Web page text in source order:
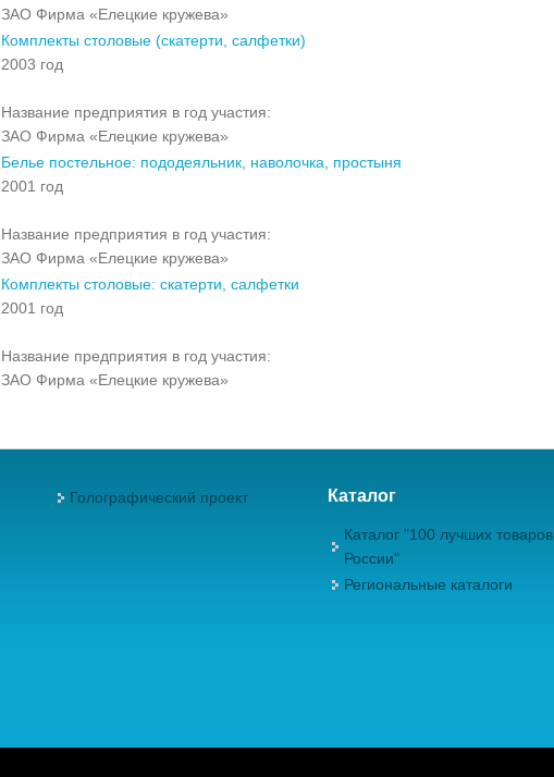
ЗАО Фирма «Елецкие кружева»
Комплекты столовые (скатерти, салфетки)
2003 год
Название предприятия в год участия:
ЗАО Фирма «Елецкие кружева»
Белье постельное: пододеяльник, наволочка, простыня
2001 год
Название предприятия в год участия:
ЗАО Фирма «Елецкие кружева»
Комплекты столовые: скатерти, салфетки
2001 год
Название предприятия в год участия:
ЗАО Фирма «Елецкие кружева»
Голографический проект Каталог
Каталог "100 лучших товаров
России"
Региональные каталоги